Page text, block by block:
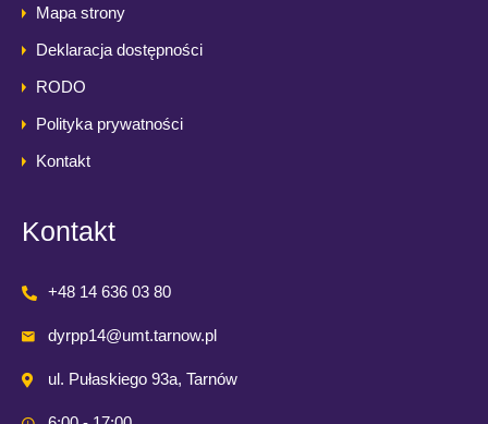
Mapa strony
Deklaracja dostępności
RODO
Polityka prywatności
Kontakt
Kontakt
+48 14 636 03 80
dyrpp14@umt.tarnow.pl
ul. Pułaskiego 93a, Tarnów